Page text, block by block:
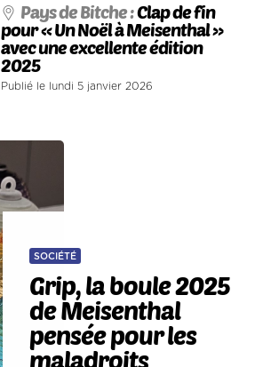
Pays de Bitche :Clap de fin
pour « Un Noël à Meisenthal »
avec une excellente édition
2025
Publié le lundi 5 janvier 2026
SOCIÉTÉ
Grip, la boule 2025
de Meisenthal
pensée pour les
maladroits